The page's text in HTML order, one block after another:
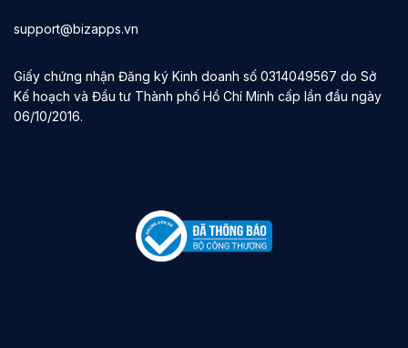
support@bizapps.vn
Giấy chứng nhận Đăng ký Kinh doanh số 0314049567 do Sở
Kế hoạch và Đầu tư Thành phố Hồ Chí Minh cấp lần đầu ngày
06/10/2016.